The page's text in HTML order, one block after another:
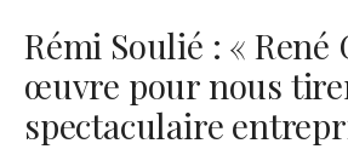
Rémi Soulié : « René
œuvre pour nous
spectaculaire